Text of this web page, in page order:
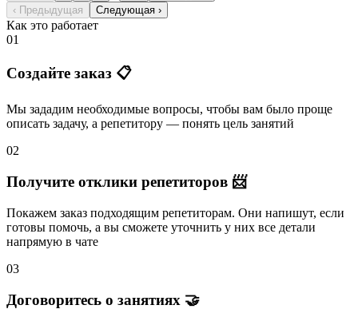
‹ Предыдущая
Следующая ›
Как это работает
01
Создайте заказ 📋
Мы зададим необходимые вопросы, чтобы вам было проще
описать задачу, а репетитору — понять цель занятий
02
Получите отклики репетиторов 📨
Покажем заказ подходящим репетиторам. Они напишут, если
готовы помочь, а вы сможете уточнить у них все детали
напрямую в чате
03
Договоритесь о занятиях 🤝